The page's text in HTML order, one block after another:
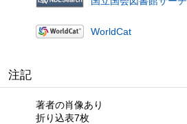
WorldCat
注記
著者の肖像あり
折り込表7枚